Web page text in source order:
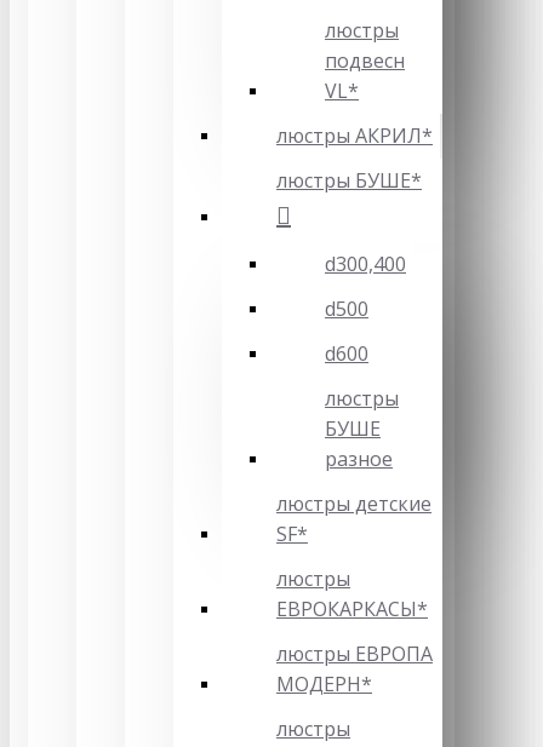
люстры
подвесн
VL*
люстры АКРИЛ*
люстры БУШЕ*
d300,400
d500
d600
люстры
БУШЕ
разное
люстры детские
SF*
люстры
ЕВРОКАРКАСЫ*
люстры ЕВРОПА
МОДЕРН*
люстры